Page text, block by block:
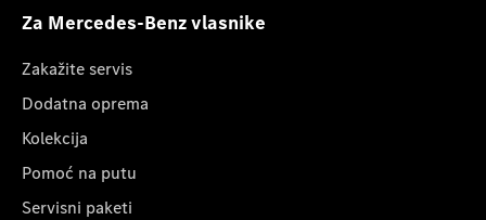
Za Mercedes-Benz vlasnike
Zakažite servis
Dodatna oprema
Kolekcija
Pomoć na putu
Servisni paketi